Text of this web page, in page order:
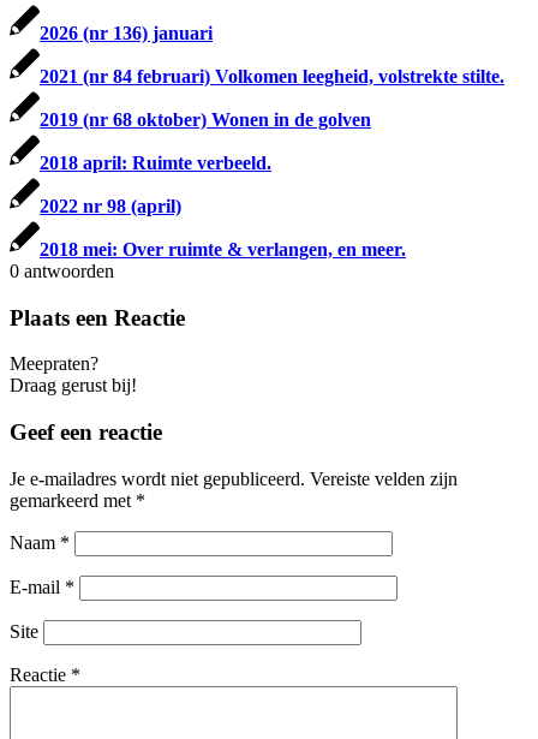
2026 (nr 136) januari
2021 (nr 84 februari) Volkomen leegheid, volstrekte stilte.
2019 (nr 68 oktober) Wonen in de golven
2018 april: Ruimte verbeeld.
2022 nr 98 (april)
2018 mei: Over ruimte & verlangen, en meer.
0 antwoorden
Plaats een Reactie
Meepraten?
Draag gerust bij!
Geef een reactie
Je e-mailadres wordt niet gepubliceerd. Vereiste velden zijn
gemarkeerd met *
Naam *
E-mail *
Site
Reactie *